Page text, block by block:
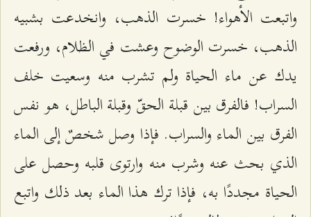
واتبعت الأهواء! خسرت الذهب، وانخدعت بشبيه
الذهب، خسرت الوضوح وعشت في الظلام، ورفعت
يدك عن ماء الحياة ولم تشرب منه وسعيت خلف
السراب! فالفرق بين قبلة الحقّ وقبلة الباطل، هو نفس
الفرق بين الماء والسراب. فإذا وصل شخصٌ إلى الماء
الذي بحث عنه وشرب منه وارتوى قلبه وحصل على
الحياة مجددًا به، فإذا ترك هذا الماء بعد ذلك واتبع